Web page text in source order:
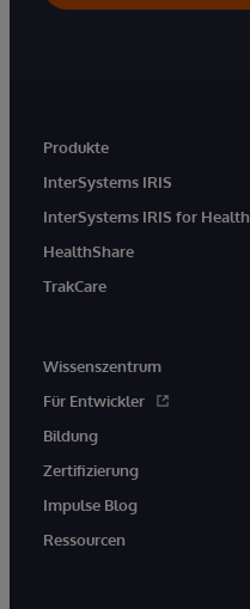
Produkte
InterSystems IRIS
InterSystems IRIS for Health
HealthShare
TrakCare
Wissenszentrum
Für Entwickler
Bildung
Zertifizierung
Impulse Blog
Ressourcen